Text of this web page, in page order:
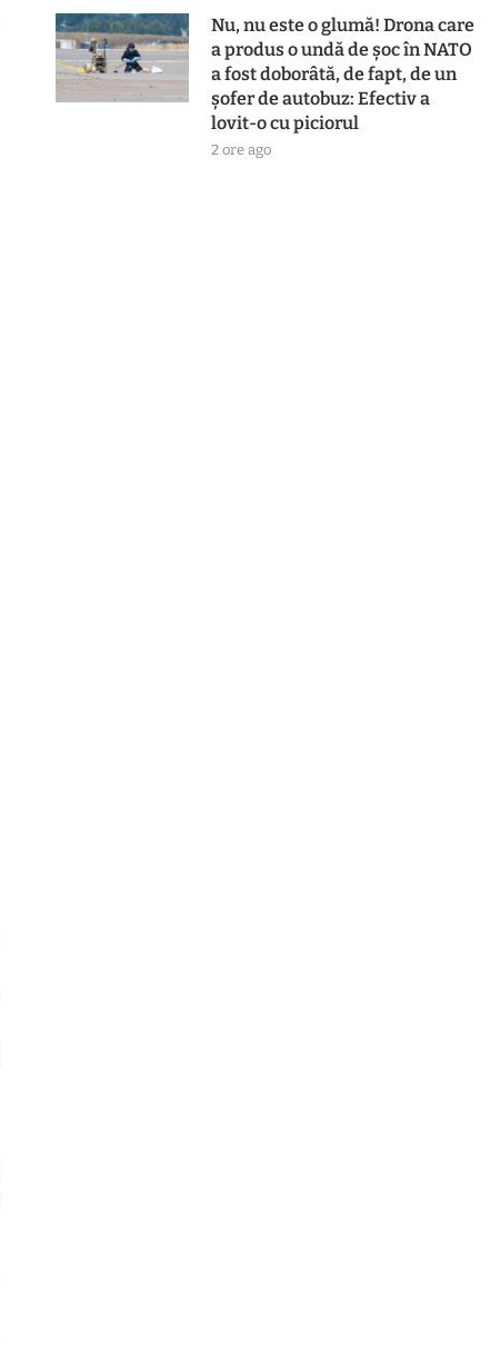
Nu, nu este o glumă! Drona care
a produs o undă de șoc în NATO
a fost doborâtă, de fapt, de un
șofer de autobuz: Efectiv a
lovit-o cu piciorul
2 ore ago